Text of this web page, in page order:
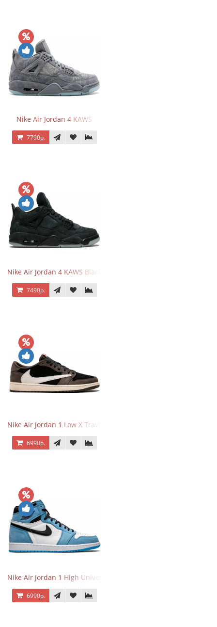
Nike Air Jordan 4 KAWS
7790р.
Nike Air Jordan 4 KAWS Black
7490р.
Nike Air Jordan 1 Low X Travis Scott
6990р.
Nike Air Jordan 1 High University Blue
6990р.